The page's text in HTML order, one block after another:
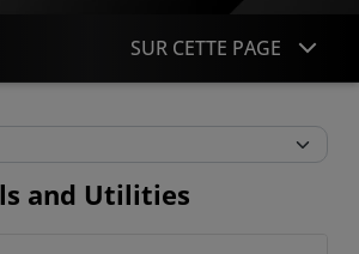
SUR CETTE PAGE
Legacy Tools and Utilities
and Utilities